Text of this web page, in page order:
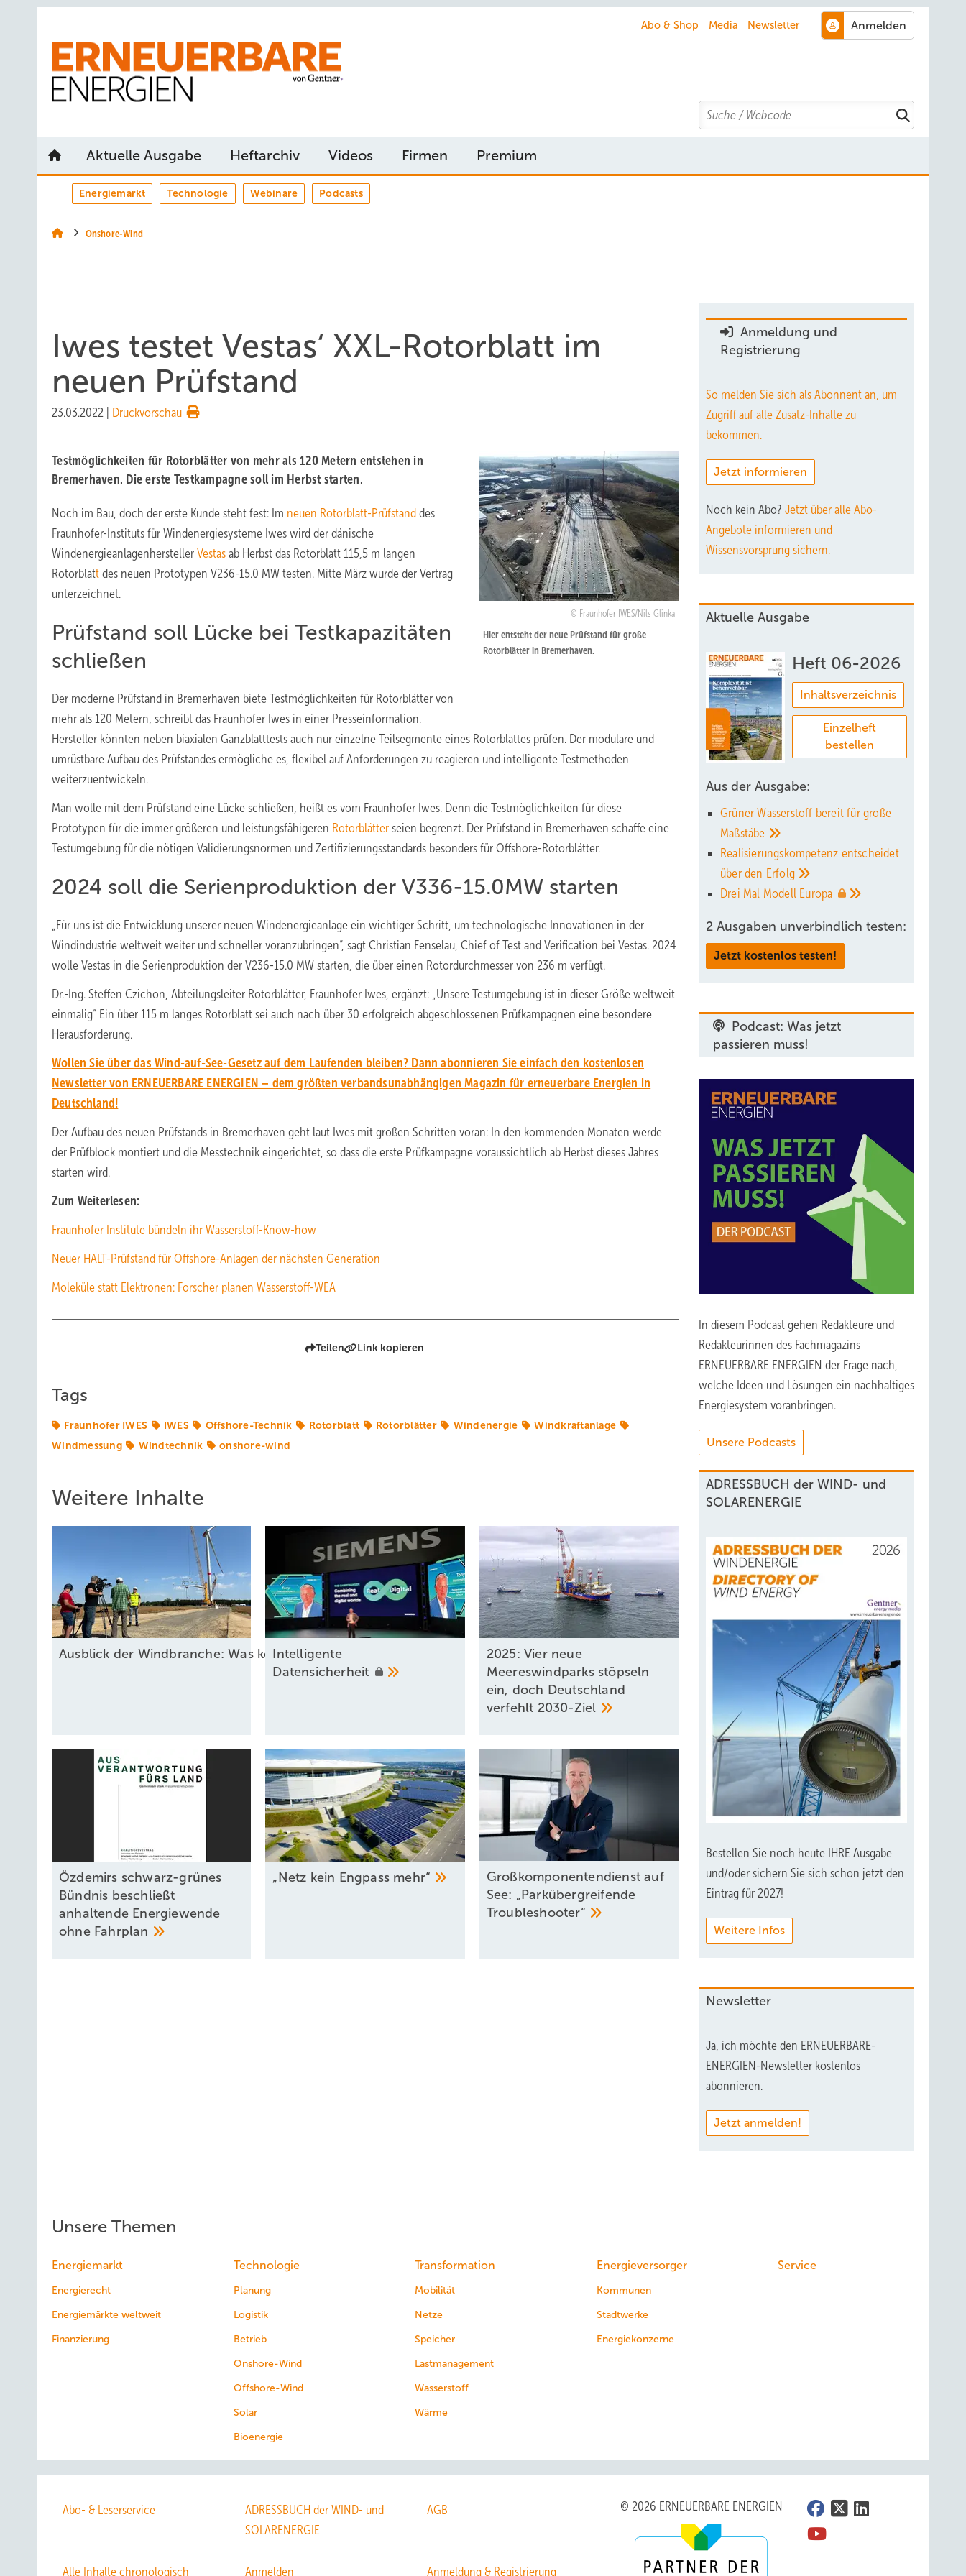
Abo & Shop Media Newsletter
Search
Aktuelle Ausgabe Heftarchiv Videos Firmen Premium
Energiemarkt Technologie Webinare Podcasts
Onshore-Wind
Iwes testet Vestas‘ XXL-Rotorblatt im
neuen Prüfstand
23.03.2022 Druckvorschau
Fraunhofer IWES/Nils Glinka
Hier entsteht der neue Prüfstand für große
Rotorblätter in Bremerhaven.
Testmöglichkeiten für Rotorblätter von mehr als 120 Metern entstehen in
Bremerhaven. Die erste Testkampagne soll im Herbst starten.
Noch im Bau, doch der erste Kunde steht fest: Im neuen Rotorblatt-Prüfstand des
Fraunhofer-Instituts für Windenergiesysteme Iwes wird der dänische
Windenergieanlagenhersteller Vestas ab Herbst das Rotorblatt 115,5 m langen
Rotorblatt des neuen Prototypen V236-15.0 MW testen. Mitte März wurde der Vertrag
unterzeichnet.
Prüfstand soll Lücke bei Testkapazitäten
schließen
Der moderne Prüfstand in Bremerhaven biete Testmöglichkeiten für Rotorblätter von
mehr als 120 Metern, schreibt das Fraunhofer Iwes in einer Presseinformation.
Hersteller könnten neben biaxialen Ganzblatttests auch nur einzelne Teilsegmente eines Rotorblattes prüfen. Der modulare und
umrüstbare Aufbau des Prüfstandes ermögliche es, flexibel auf Anforderungen zu reagieren und intelligente Testmethoden
weiterzuentwickeln.
Man wolle mit dem Prüfstand eine Lücke schließen, heißt es vom Fraunhofer Iwes. Denn die Testmöglichkeiten für diese
Prototypen für die immer größeren und leistungsfähigeren Rotorblätter seien begrenzt. Der Prüfstand in Bremerhaven schaffe eine
Testumgebung für die nötigen Validierungsnormen und Zertifizierungsstandards besonders für Offshore-Rotorblätter.
2024 soll die Serienproduktion der V336-15.0MW starten
„Für uns ist die Entwicklung unserer neuen Windenergieanlage ein wichtiger Schritt, um technologische Innovationen in der
Windindustrie weltweit weiter und schneller voranzubringen“, sagt Christian Fenselau, Chief of Test and Verification bei Vestas. 2024
wolle Vestas in die Serienproduktion der V236-15.0 MW starten, die über einen Rotordurchmesser von 236 m verfügt.
Dr.-Ing. Steffen Czichon, Abteilungsleiter Rotorblätter, Fraunhofer Iwes, ergänzt: „Unsere Testumgebung ist in dieser Größe weltweit
einmalig“ Ein über 115 m langes Rotorblatt sei auch nach über 30 erfolgreich abgeschlossenen Prüfkampagnen eine besondere
Herausforderung.
Wollen Sie über das Wind-auf-See-Gesetz auf dem Laufenden bleiben? Dann abonnieren Sie einfach den kostenlosen
Newsletter von ERNEUERBARE ENERGIEN – dem größten verbandsunabhängigen Magazin für erneuerbare Energien in
Deutschland!
Der Aufbau des neuen Prüfstands in Bremerhaven geht laut Iwes mit großen Schritten voran: In den kommenden Monaten werde
der Prüfblock montiert und die Messtechnik eingerichtet, so dass die erste Prüfkampagne voraussichtlich ab Herbst dieses Jahres
starten wird.
Zum Weiterlesen:
Fraunhofer Institute bündeln ihr Wasserstoff-Know-how
Neuer HALT-Prüfstand für Offshore-Anlagen der nächsten Generation
Moleküle statt Elektronen: Forscher planen Wasserstoff-WEA
Teilen Link kopieren
Tags
Fraunhofer IWES IWES Offshore-Technik Rotorblatt Rotorblätter Windenergie
Windkraftanlage
Windmessung
Windtechnik onshore-wind
Weitere Inhalte
Ausblick der Windbranche: Was kommt 2026?
Intel ligente
Datensicherheit
2025: Vier neue
Meereswindparks stöpseln
ein, doch Deutschland
verfehlt 2030-Ziel
Özdemirs schwarz-grünes
Bündnis beschließt
anhaltende Energiewende
ohne Fahrplan
„Netz kein Engpass mehr“
Großkomponentendienst auf
See: „Parkübergreifende
Troubleshooter“
Anmeldung und
Registrierung
So melden Sie sich als Abonnent an, um
Zugriff auf alle Zusatz-Inhalte zu
bekommen.
Jetzt informieren
Noch kein Abo? Jetzt über alle Abo-
Angebote informieren und
Wissensvorsprung sichern.
Aktuelle Ausgabe
Heft 06-2026
Inhaltsverzeichnis
Einzelheft
bestellen
Aus der Ausgabe:
Grüner Wasserstoff bereit für große
Maßstäbe
Realisierungskompetenz entscheidet
über den Erfolg
Drei Mal Modell Europa
2 Ausgaben unverbindlich testen:
Jetzt kostenlos testen!
Podcast: Was jetzt
passieren muss!
In diesem Podcast gehen Redakteure und
Redakteurinnen des Fachmagazins
ERNEUERBARE ENERGIEN der Frage nach,
welche Ideen und Lösungen ein nachhaltiges
Energiesystem voranbringen.
Unsere Podcasts
ADRESSBUCH der WIND- und
SOLARENERGIE
Bestellen Sie noch heute IHRE Ausgabe
und/oder sichern Sie sich schon jetzt den
Eintrag für 2027!
Weitere Infos
Newsletter
Ja, ich möchte den ERNEUERBARE-
ENERGIEN-Newsletter kostenlos
abonnieren.
Jetzt anmelden!
Unsere Themen
Energiemarkt
Energierecht
Energiemärkte weltweit
Finanzierung
Technologie
Planung
Logistik
Betrieb
Onshore-Wind
Offshore-Wind
Solar
Bioenergie
Transformation
Mobilität
Netze
Speicher
Lastmanagement
Wasserstoff
Wärme
Energieversorger
Kommunen
Stadtwerke
Energiekonzerne
Service
Abo- & Leserservice
ADRESSBUCH der WIND- und
SOLARENERGIE
AGB
Alle Inhalte chronologisch Anmelden Anmeldung & Registrierung
© 2026 ERNEUERBARE ENERGIEN